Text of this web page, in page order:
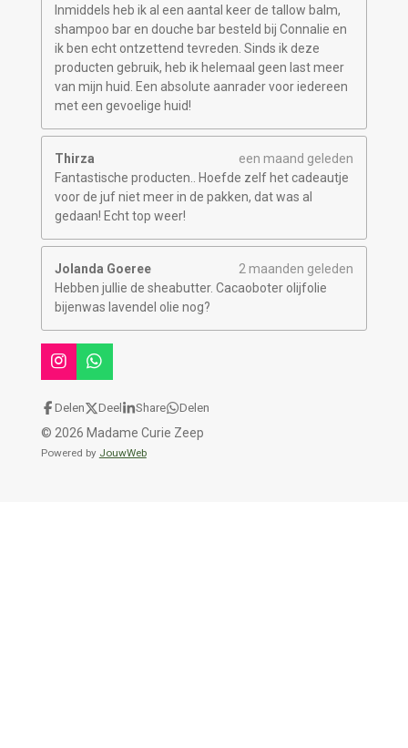
Inmiddels heb ik al een aantal keer de tallow balm,
shampoo bar en douche bar besteld bij Connalie en
ik ben echt ontzettend tevreden. Sinds ik deze
producten gebruik, heb ik helemaal geen last meer
van mijn huid. Een absolute aanrader voor iedereen
met een gevoelige huid!
Thirza
een maand geleden
Fantastische producten.. Hoefde zelf het cadeautje
voor de juf niet meer in de pakken, dat was al
gedaan! Echt top weer!
Jolanda Goeree
2 maanden geleden
Hebben jullie de sheabutter. Cacaoboter olijfolie
bijenwas lavendel olie nog?
I
n
s
a
g
W
h
a
t
s
A
Delen Deel Share Delen
© 2026 Madame Curie Zeep
Powered by JouwWeb